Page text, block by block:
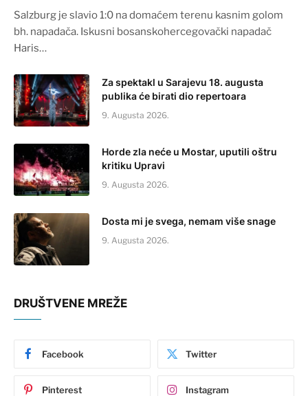
Salzburg je slavio 1:0 na domaćem terenu kasnim golom
bh. napadača. Iskusni bosanskohercegovački napadač
Haris…
Za spektakl u Sarajevu 18. augusta
publika će birati dio repertoara
9. Augusta 2026.
Horde zla neće u Mostar, uputili oštru
kritiku Upravi
9. Augusta 2026.
Dosta mi je svega, nemam više snage
9. Augusta 2026.
DRUŠTVENE MREŽE
Facebook Twitter
Pinterest Instagram